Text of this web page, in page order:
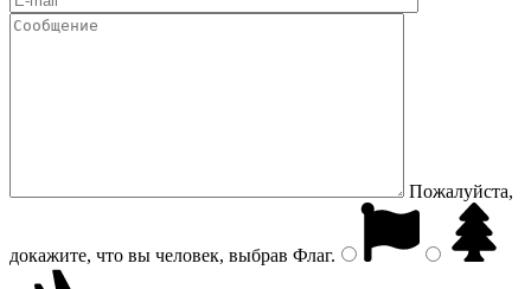
Пожалуйста,
докажите, что вы человек, выбрав Флаг.